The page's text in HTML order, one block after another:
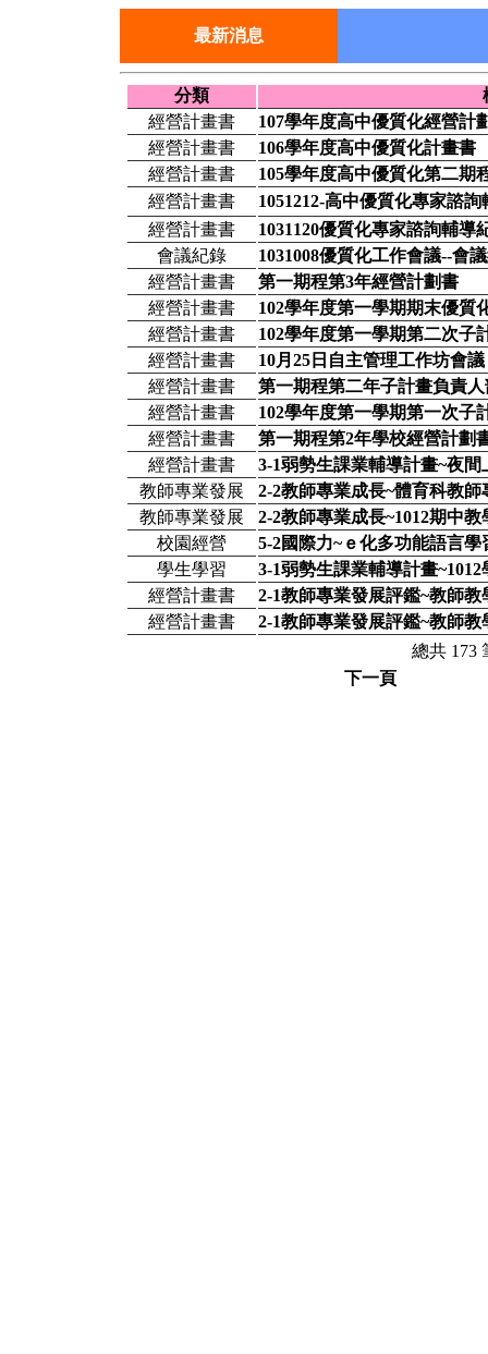
最新消息
分類
經營計畫書
107學年度高中優質化經營計
經營計畫書
106學年度高中優質化計畫書
經營計畫書
105學年度高中優質化第二期
經營計畫書
1051212-高中優質化專家諮
經營計畫書
1031120優質化專家諮詢輔導
會議紀錄
1031008優質化工作會議--會
經營計畫書
第一期程第3年經營計劃書
經營計畫書
102學年度第一學期期末優質
經營計畫書
102學年度第一學期第二次子
經營計畫書
10月25日自主管理工作坊會議
經營計畫書
第一期程第二年子計畫負責
經營計畫書
102學年度第一學期第一次子
經營計畫書
第一期程第2年學校經營計劃
經營計畫書
3-1弱勢生課業輔導計畫~夜
教師專業發展
2-2教師專業成長~體育科教師
教師專業發展
2-2教師專業成長~1012期中
校園經營
5-2國際力~ｅ化多功能語言學
學生學習
3-1弱勢生課業輔導計畫
經營計畫書
2-1教師專業發展評鑑~教師教
經營計畫書
2-1教師專業發展評鑑~教師教
總共 173
下一頁